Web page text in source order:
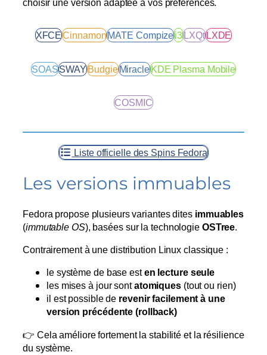
XFCECinnamonMATE Compizei3LXQtLXDE
SOASSWAYBudgieMiracleKDE Plasma Mobile
COSMIC
Liste officielle des Spins Fedora
Les versions immuables
Fedora propose plusieurs variantes dites immuables
(immutable OS), basées sur la technologieOSTree.
Contrairement à une distribution Linux classique :
le système de base esten lecture seule
les mises à jour sontatomiques(tout ou rien)
il est possible de revenir facilement à une
version précédente (rollback)
👉 Cela améliore fortement la stabilité et la résilience
du système.